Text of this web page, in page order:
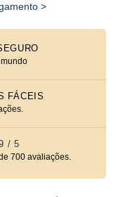
>
FÁCEIS
/ 5
700 avaliações.